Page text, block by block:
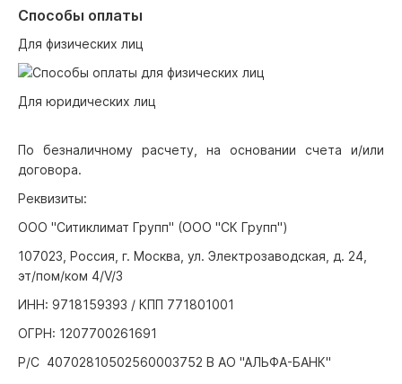
Способы оплаты
Для физических лиц
Для юридических лиц
По безналичному расчету, на основании счета и/или
договора.
Реквизиты:
ООО "Ситиклимат Групп" (ООО "СК Групп")
107023, Россия, г. Москва, ул. Электрозаводская, д. 24,
эт/пом/ком 4/V/3
ИНН: 9718159393 / КПП 771801001
ОГРН: 1207700261691
Р/С 40702810502560003752 В АО "АЛЬФА-БАНК"